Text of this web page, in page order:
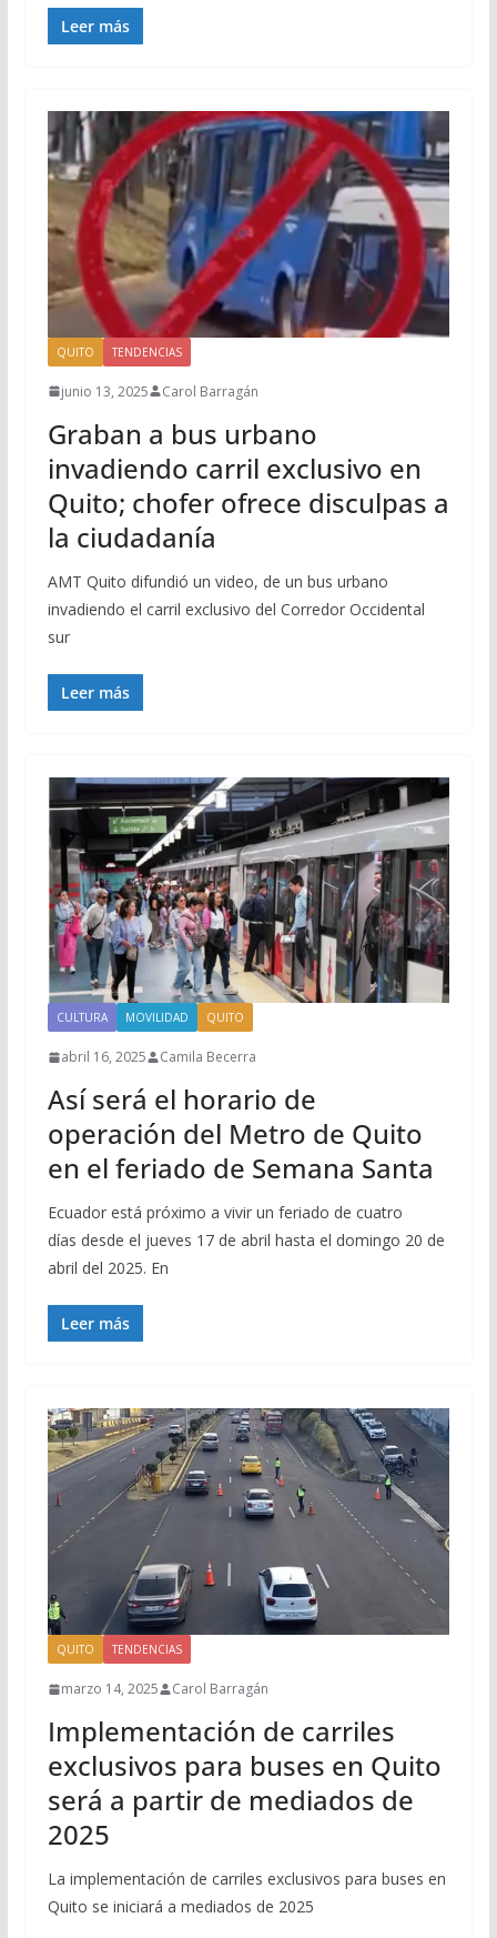
Leer más
QUITO TENDENCIAS
junio 13, 2025 Carol Barragán
Graban a bus urbano
invadiendo carril exclusivo en
Quito; chofer ofrece disculpas a
la ciudadanía
AMT Quito difundió un video, de un bus urbano
invadiendo el carril exclusivo del Corredor Occidental
sur
Leer más
CULTURA MOVILIDAD QUITO
abril 16, 2025 Camila Becerra
Así será el horario de
operación del Metro de Quito
en el feriado de Semana Santa
Ecuador está próximo a vivir un feriado de cuatro
días desde el jueves 17 de abril hasta el domingo 20 de
abril del 2025. En
Leer más
QUITO TENDENCIAS
marzo 14, 2025 Carol Barragán
Implementación de carriles
exclusivos para buses en Quito
será a partir de mediados de
2025
La implementación de carriles exclusivos para buses en
Quito se iniciará a mediados de 2025